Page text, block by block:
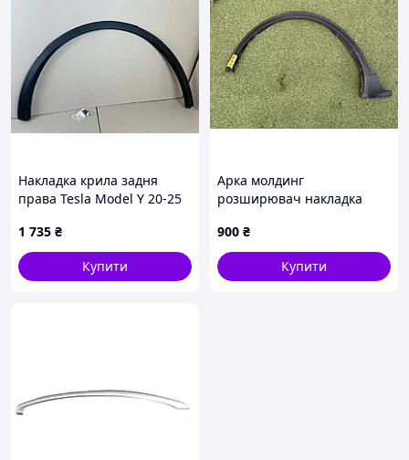
Накладка крила задня
права Tesla Model Y 20-25
1 735 ₴
Купити
Арка молдинг
розширювач накладка
Ford kuga escape 2013-
2019р cv44s16d239a
оригінал бв
900 ₴
Купити